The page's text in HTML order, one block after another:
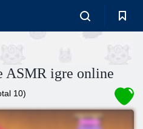
ASMR igre online
10)